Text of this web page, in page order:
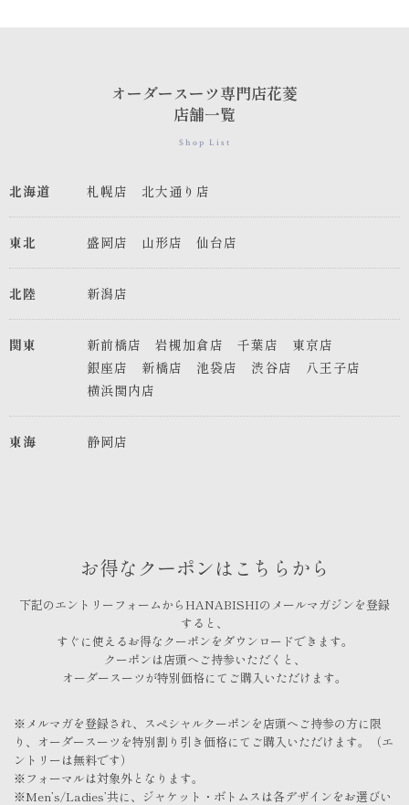
オーダースーツ専門店花菱
店舗一覧
Shop List
北海道 札幌店 北大通り店
東北 盛岡店 山形店 仙台店
北陸 新潟店
関東 新前橋店 岩槻加倉店 千葉店
東京店
銀座店
新橋店 池袋店 渋谷店
八王子店
横浜関内店
東海 静岡店
お得なクーポンはこちらから
下記のエントリーフォームからHANABISHIのメールマガジンを登録
すると、
すぐに使えるお得なクーポンをダウンロードできます。
クーポンは店頭へご持参いただくと、
オーダースーツが特別価格にてご購入いただけます。
※メルマガを登録され、スペシャルクーポンを店頭へご持参の方に限
り、オーダースーツを特別割り引き価格にてご購入いただけます。（エ
ントリーは無料です）
※フォーマルは対象外となります。
※Men’s/Ladies’共に、ジャケット・ボトムスは各デザインをお選びい